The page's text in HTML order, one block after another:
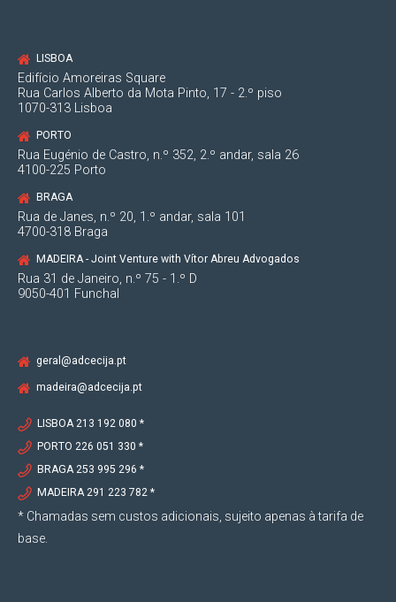
LISBOA
Edifício Amoreiras Square
Rua Carlos Alberto da Mota Pinto, 17 - 2.º piso
1070-313 Lisboa
PORTO
Rua Eugénio de Castro, n.º 352, 2.º andar, sala 26
4100-225 Porto
BRAGA
Rua de Janes, n.º 20, 1.º andar, sala 101
4700-318 Braga
MADEIRA - Joint Venture with Vítor Abreu Advogados
Rua 31 de Janeiro, n.º 75 - 1.º D
9050-401 Funchal
geral@adcecija.pt
madeira@adcecija.pt
LISBOA 213 192 080 *
PORTO 226 051 330 *
BRAGA 253 995 296 *
MADEIRA 291 223 782 *
* Chamadas sem custos adicionais, sujeito apenas à tarifa de
base.